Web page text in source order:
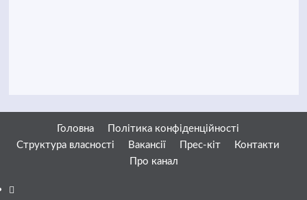
Головна
Політика конфіденційності
Структура власності
Вакансії Прес-кіт
Контакти
Про канал
Facebook